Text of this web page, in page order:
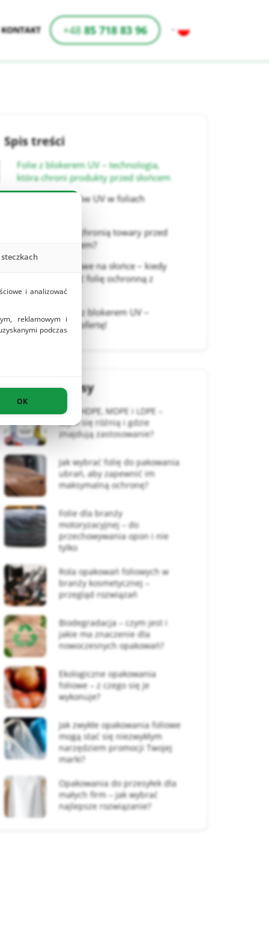
+4885 718 83 96
KONTAKT
Spis treści
Folie z blokerem UV – technologia,
która chroni produkty przed słońcem
Rodzaje blokerów UV w foliach
Jak blokery UV chronią towary przed
promieniowaniem?
Produkty wrażliwe na słońce – kiedy
należy stosować folię ochronną z
blokerem UV?
Folia ochronna z blokerem UV –
sprawdź naszą ofertę!
Ostatnie wpisy
Folie HDPE, MDPE i LDPE –
czym się różnią i gdzie
znajdują zastosowanie?
Jak wybrać folię do pakowania
ubrań, aby zapewnić im
maksymalną ochronę?
Folie dla branży
motoryzacyjnej – do
przechowywania opon i nie
tylko
Rola opakowań foliowych w
branży kosmetycznej –
przegląd rozwiązań
Biodegradacja – czym jest i
jakie ma znaczenie dla
nowoczesnych opakowań?
Ekologiczne opakowania
foliowe – z czego się je
wykonuje?
Jak zwykłe opakowania foliowe
mogą stać się niezwykłym
narzędziem promocji Twojej
marki?
Opakowania do przesyłek dla
małych firm – jak wybrać
najlepsze rozwiązanie?
i analizować
reklamowym i
podczas
OK